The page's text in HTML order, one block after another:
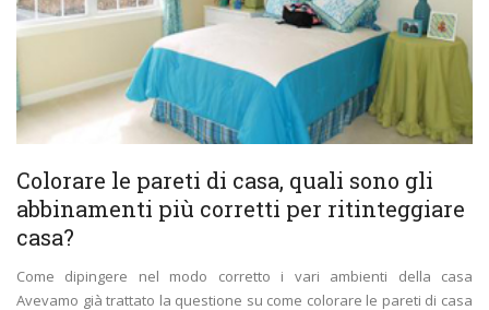
Colorare le pareti di casa, quali sono gli
abbinamenti più corretti per ritinteggiare
casa?
Come dipingere nel modo corretto i vari ambienti della casa
Avevamo già trattato la questione su come colorare le pareti di casa